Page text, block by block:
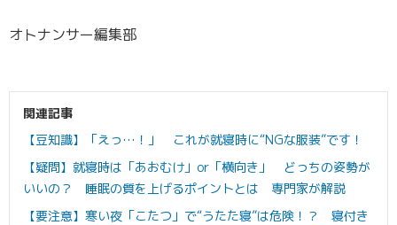
オトナンサー編集部
関連記事
【豆知識】「えっ…！」 これが就寝時に“NGな服装”です！
【疑問】就寝時は「あおむけ」or「横向き」 どっちの姿勢が
いいの？ 睡眠の質を上げるポイントとは 専門家が解説
【要注意】寒い夜「こたつ」で“うたた寝”は危険！？ 寝付き